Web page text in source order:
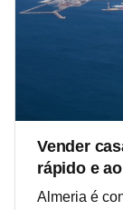
Vender
rápido e
Almeria é